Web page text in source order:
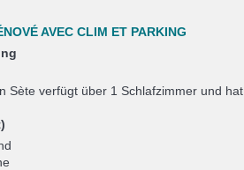
AVEC CLIM ET PARKING
Sète verfügt über 1 Schlafzimmer und hat